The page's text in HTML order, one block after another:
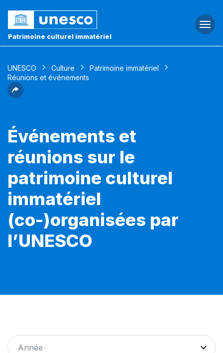
Patrimoine culturel immatériel
UNESCO Culture
Patrimoine immatériel
Réunions et événements
Événements et
réunions sur le
patrimoine culturel
immatériel
(co-)organisées par
l’UNESCO
Année